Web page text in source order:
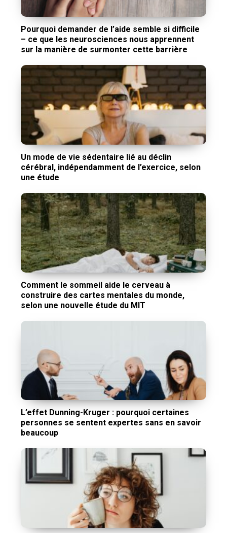
Pourquoi demander de l’aide semble si difficile
– ce que les neurosciences nous apprennent
sur la manière de surmonter cette barrière
Un mode de vie sédentaire lié au déclin
cérébral, indépendamment de l’exercice, selon
une étude
Comment le sommeil aide le cerveau à
construire des cartes mentales du monde,
selon une nouvelle étude du MIT
L’effet Dunning-Kruger : pourquoi certaines
personnes se sentent expertes sans en savoir
beaucoup